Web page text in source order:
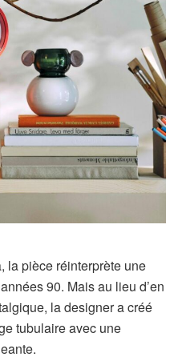
la pièce réinterprète une
90. Mais au lieu d’en
la designer a créé
tubulaire avec une